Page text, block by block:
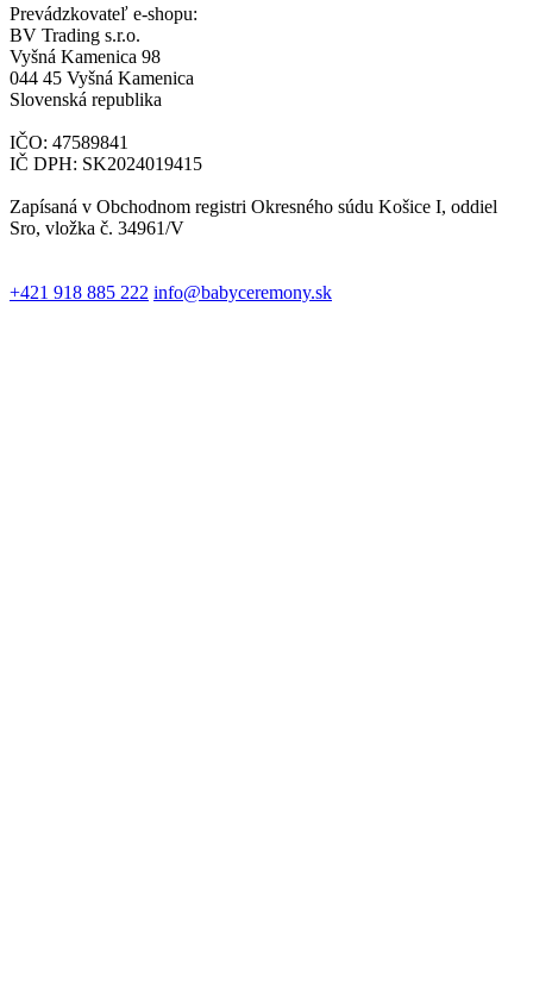
Prevádzkovateľ e-shopu:
BV Trading s.r.o.
Vyšná Kamenica 98
044 45 Vyšná Kamenica
Slovenská republika
IČO: 47589841
IČ DPH: SK2024019415
Zapísaná v Obchodnom registri Okresného súdu Košice I, oddiel
Sro, vložka č. 34961/V
+421 918 885 222 info@babyceremony.sk